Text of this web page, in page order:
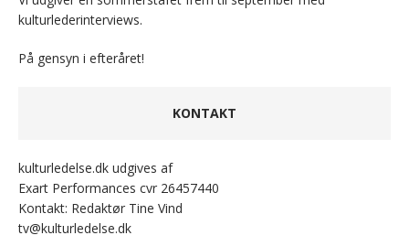
kulturlederinterviews.
På gensyn i efteråret!
KONTAKT
kulturledelse.dk udgives af
Exart Performances cvr 26457440
Kontakt: Redaktør Tine Vind
tv@kulturledelse.dk